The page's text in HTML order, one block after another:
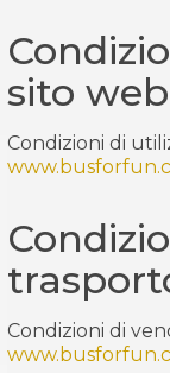
sito web
Condizioni di
Condizioni di